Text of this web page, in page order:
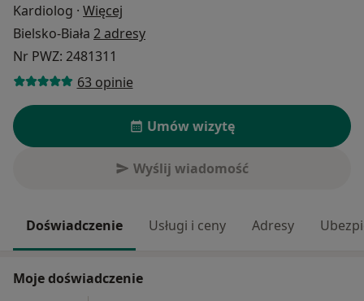
Kardiolog · Więcej
Bielsko-Biała 2 adresy
Nr PWZ: 2481311
63 opinie
Umów wizytę
Wyślij wiadomość
Doświadczenie Usługi i ceny Adresy
Moje doświadczenie